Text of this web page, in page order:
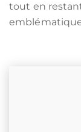
tout en